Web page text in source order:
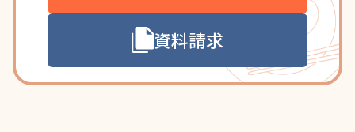
資料請求